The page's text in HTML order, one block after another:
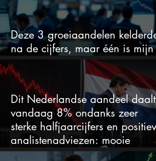
Deze 3 groeiaandelen
na de cijfers, maar één is mijn
duidelijke favoriet
Dit Nederlandse aandeel daalt
vandaag 8% ondanks zeer
sterke halfjaarcijfers en positieve
analistenadviezen: mooie
koopkans?